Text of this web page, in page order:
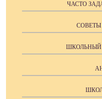
ЧАСТО
ШКОЛЬНЫЙ